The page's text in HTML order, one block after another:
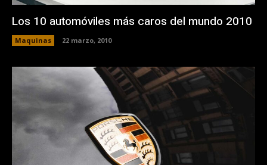
Los 10 automóviles más caros del mundo 2010
Maquinas 22 marzo, 2010